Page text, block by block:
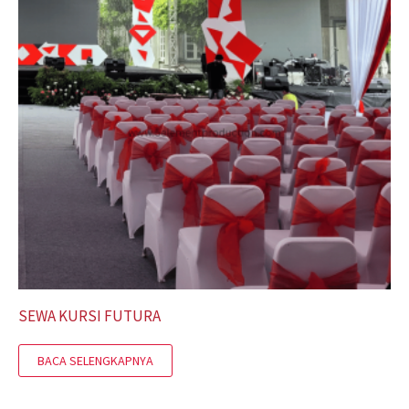
SEWA KURSI FUTURA
BACA SELENGKAPNYA